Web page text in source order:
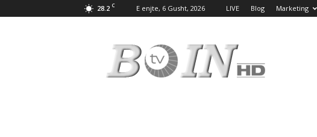
28.2 C E enjte, 6 Gusht, 2026 LIVE Blog Marketing
Boin